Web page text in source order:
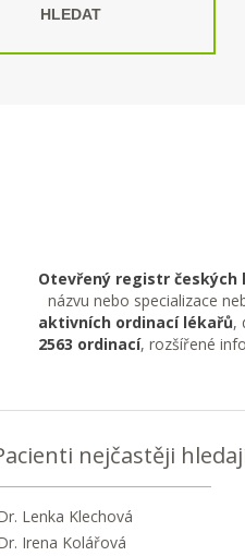
HLEDAT
Otevřený registr českých
názvu nebo specializace
aktivních ordinací lékařů,
2563 ordinací, rozšířené
nejčastěji
Lenka Klechová
Irena Kolářová